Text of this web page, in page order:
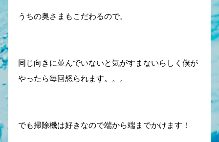
うちの奥さまもこだわるので。
同じ向きに並んでいないと気がすまないらしく僕が
やったら毎回怒られます。。。
でも掃除機は好きなので端から端までかけます！